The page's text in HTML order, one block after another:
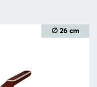
∅ 26 cm